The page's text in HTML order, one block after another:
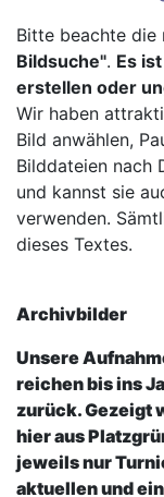
Bitte beachte die
Bildsuche". Es
erstellen oder
Wir haben
Bild anwählen,
Bilddateien nach
und kannst sie
verwenden.
dieses Textes.
Archivbilder
Unsere
reichen bis ins
zurück. Gezeigt
hier aus
jeweils nur
aktuellen und